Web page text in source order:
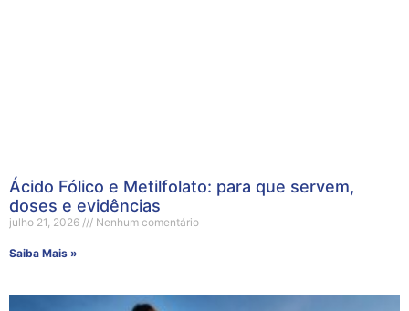
Ácido Fólico e Metilfolato: para que servem,
doses e evidências
julho 21, 2026 Nenhum comentário
Saiba Mais »